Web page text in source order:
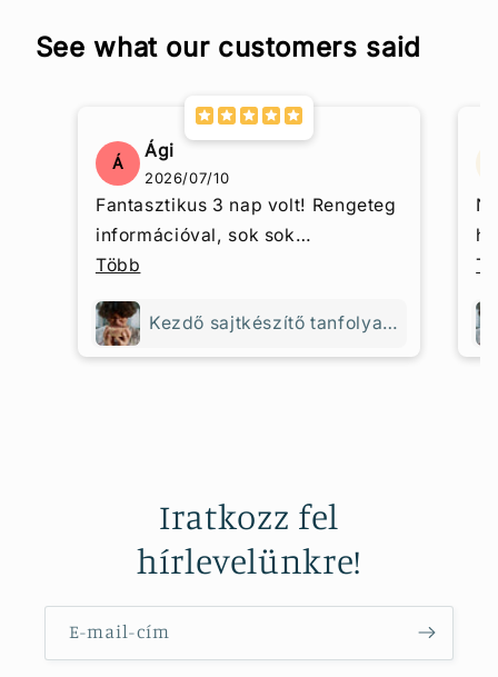
See what our customers said
Á
Ági
2026/07/10
Fantasztikus 3 nap volt! Rengeteg
információval, sok sok
tapasztalással, végtelenül
háziasszony vezetésével.
Több
Kezdő sajtkészítő tanfolyam - 3 napos
a
Iratkozz fel
hírlevelünkre!
E-mail-cím